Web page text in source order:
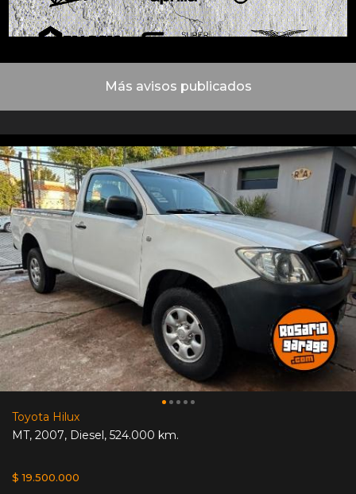
Más avisos publicados
Toyota Hilux
MT, 2007, Diesel, 524.000 km.
$ 19.500.000